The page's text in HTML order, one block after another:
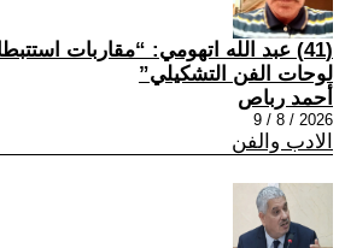
(41) عبد الله اتهومي: “مقاربات
لوحات الفن التشكيلي”
أحمد رباص
2026 / 8 / 9
الادب والفن